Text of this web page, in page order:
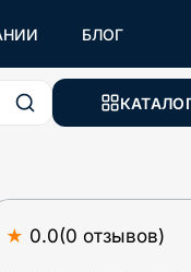
БЛОГ
★ 0.0(0 отзывов)